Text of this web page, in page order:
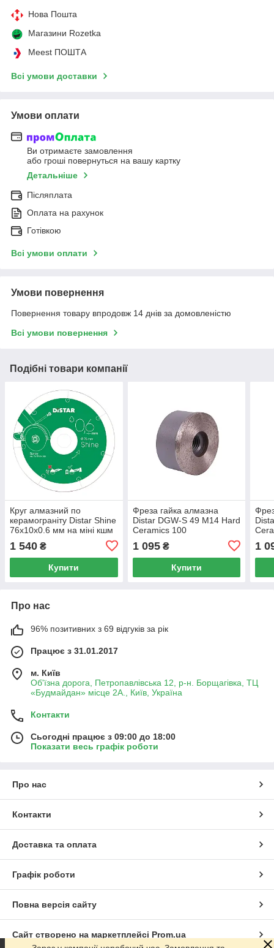
Нова Пошта
Магазини Rozetka
Meest ПОШТА
Всі умови доставки
Умови оплати
Ви отримаєте замовлення
або гроші повернуться на вашу картку
Детальніше
Післяплата
Оплата на рахунок
Готівкою
Всі умови оплати
Умови повернення
Повернення товару впродовж 14 днів за домовленістю
Всі умови повернення
Подібні товари компанії
Круг алмазний по
керамограніту Distar Shine
76x10x0.6 мм на міні кшм
1 540 ₴
Купити
Фреза гайка алмазна
Distar DGW-S 49 M14 Hard
Ceramics 100
1 095₴
Купити
1
Про нас
96% позитивних з 69 відгуків за рік
Працює з 31.01.2017
м. Київ
Об'їзна дорога, Петропавлівська 12, р-н. Борщагівка, ТЦ
«Будмайдан» місце 2А., Київ, Україна
Контакти
Сьогодні працює з 09:00 до 18:00
Показати весь графік роботи
Про нас
Контакти
Доставка та оплата
Графік роботи
Повна версія сайту
Сайт створено на маркетплейсі Prom.ua